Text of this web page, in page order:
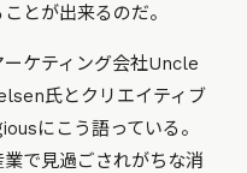
とが出来るのだ。
ケティング会社Uncle
氏とクリエイティブ
にこう語っている。
業で見過ごされがちな消